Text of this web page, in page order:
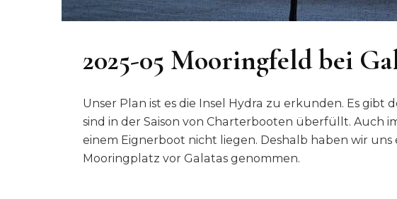
2025-05 Mooringfeld bei
Unser Plan ist es die Insel Hydra zu erkunden. Es gibt
sind in der Saison von Charterbooten überfüllt. Auch
einem Eignerboot nicht liegen. Deshalb haben wir uns
Mooringplatz vor Galatas genommen.